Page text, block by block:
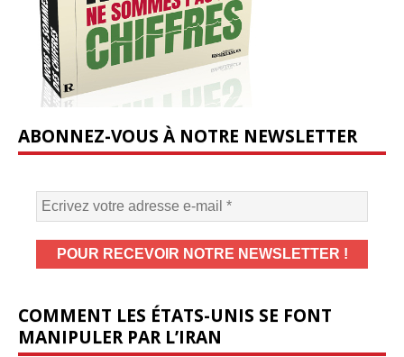
ABONNEZ-VOUS À NOTRE NEWSLETTER
COMMENT LES ÉTATS-UNIS SE FONT
MANIPULER PAR L’IRAN